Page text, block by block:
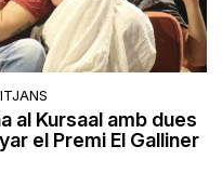
al Kursaal amb dues
el Premi El Galliner